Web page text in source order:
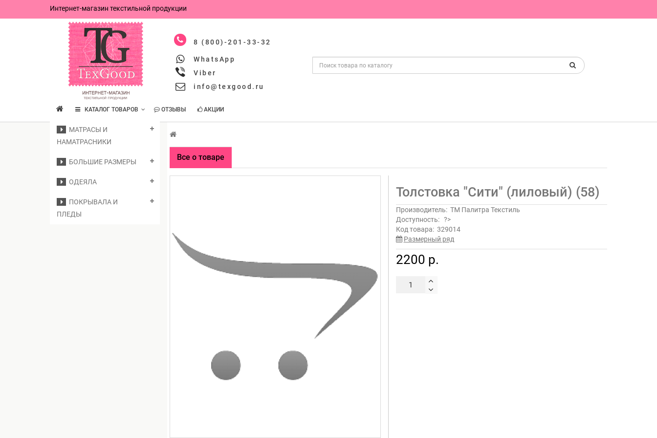
Интернет-магазин текстильной продукции
8 (800)-201-33-32
WhatsApp
Viber
info@texgood.ru
КАТАЛОГ ТОВАРОВ ОТЗЫВЫ АКЦИИ
МАТРАСЫ И
НАМАТРАСНИКИ
БОЛЬШИЕ РАЗМЕРЫ
ОДЕЯЛА
ПОКРЫВАЛА И
ПЛЕДЫ
Все о товаре
Толстовка "Сити" (лиловый) (58)
Производитель: ТМ Палитра Текстиль
Доступность: ?>
Код товара: 329014
Размерный ряд
2200 р.